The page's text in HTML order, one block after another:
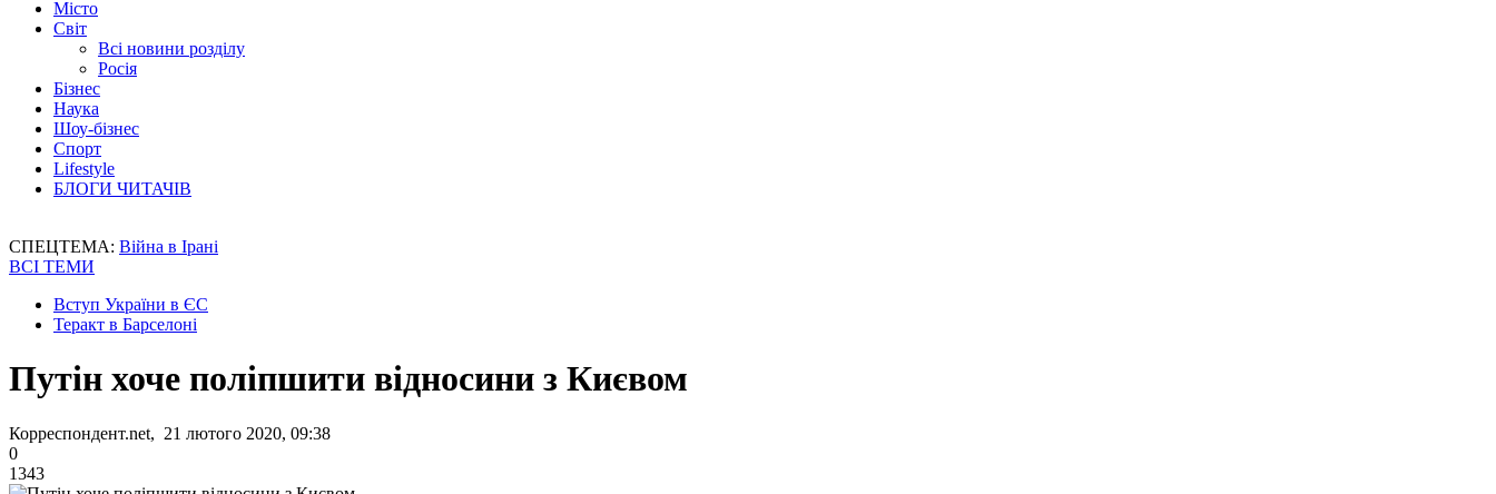
Місто
Світ
Всі новини розділу
Росія
Бізнес
Наука
Шоу-бізнес
Спорт
Lifestyle
БЛОГИ ЧИТАЧІВ
СПЕЦТЕМА: Війна в Ірані
ВСІ ТЕМИ
Вступ України в ЄС
Теракт в Барселоні
Путін хоче поліпшити відносини з Києвом
Корреспондент.net, 21 лютого 2020, 09:38
0
1343